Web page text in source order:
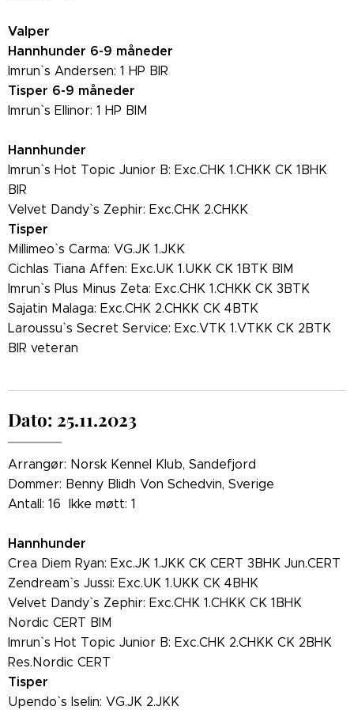
Valper
Hannhunder 6-9 måneder
Imrun` s Andersen: 1 HP BIR
Tisper 6-9 måneder
Imrun` s Ellinor: 1 HP BIM
Hannhunder
Imrun` s Hot Topic Junior B: Exc.CHK 1.CHKK CK 1BHK
BIR
Velvet Dandy` s Zephir: Exc.CHK 2.CHKK
Tisper
Millimeo` s Carma: VG.JK 1.JKK
Cichlas Tiana Affen: Exc.UK 1.UKK CK 1BTK BIM
Imrun` s Plus Minus Zeta: Exc.CHK 1.CHKK CK 3BTK
Sajatin Malaga: Exc.CHK 2.CHKK CK 4BTK
Laroussu` s Secret Service: Exc.VTK 1.VTKK CK 2BTK
BIR veteran
Dato: 25.11.2023
Arrangør: Norsk Kennel Klub, Sandefjord
Dommer: Benny Blidh Von Schedvin, Sverige
Antall: 16 Ikke møtt: 1
Hannhunder
Crea Diem Ryan: Exc.JK 1.JKK CK CERT 3BHK Jun.CERT
Zendream` s Jussi: Exc.UK 1.UKK CK 4BHK
Velvet Dandy` s Zephir: Exc.CHK 1.CHKK CK 1BHK
Nordic CERT BIM
Imrun` s Hot Topic Junior B: Exc.CHK 2.CHKK CK 2BHK
Res.Nordic CERT
Tisper
Upendo` s Iselin: VG.JK 2.JKK